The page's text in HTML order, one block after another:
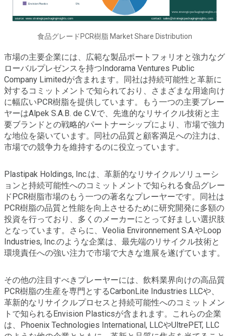
食品グレードPCR樹脂 Market Share Distribution
市場の主要企業には、広範な製品ポートフォリオと強力なグ
ローバルプレゼンスを持つIndorama Ventures Public
Company Limitedが含まれます。同社は持続可能性と革新に
対するコミットメントで知られており、さまざまな用途向け
に幅広いPCR樹脂を提供しています。もう一つの主要プレー
ヤーはAlpek S.A.B. de C.V.で、先進的なリサイクル技術と主
要ブランドとの戦略的パートナーシップにより、市場で強力
な地位を築いています。同社の品質と顧客満足への注力は、
市場での競争力を維持するのに役立っています。
Plastipak Holdings, Inc.は、革新的なリサイクルソリューシ
ョンと持続可能性へのコミットメントで知られる食品グレー
ドPCR樹脂市場のもう一つの著名なプレーヤーです。同社は
PCR樹脂の品質と性能を向上させるために研究開発に多額の
投資を行っており、多くのメーカーにとって好ましい選択肢
となっています。さらに、Veolia Environnement S.A.やLoop
Industries, Inc.のような企業は、最先端のリサイクル技術と
環境責任への強い注力で市場で大きな進展を遂げています。
その他の注目すべきプレーヤーには、飲料業界向けの高品質
PCR樹脂の生産を専門とするCarbonLite Industries LLCや、
革新的なリサイクルプロセスと持続可能性へのコミットメン
トで知られるEnvision Plasticsが含まれます。これらの企業
は、Phoenix Technologies International, LLCやUltrePET, LLC